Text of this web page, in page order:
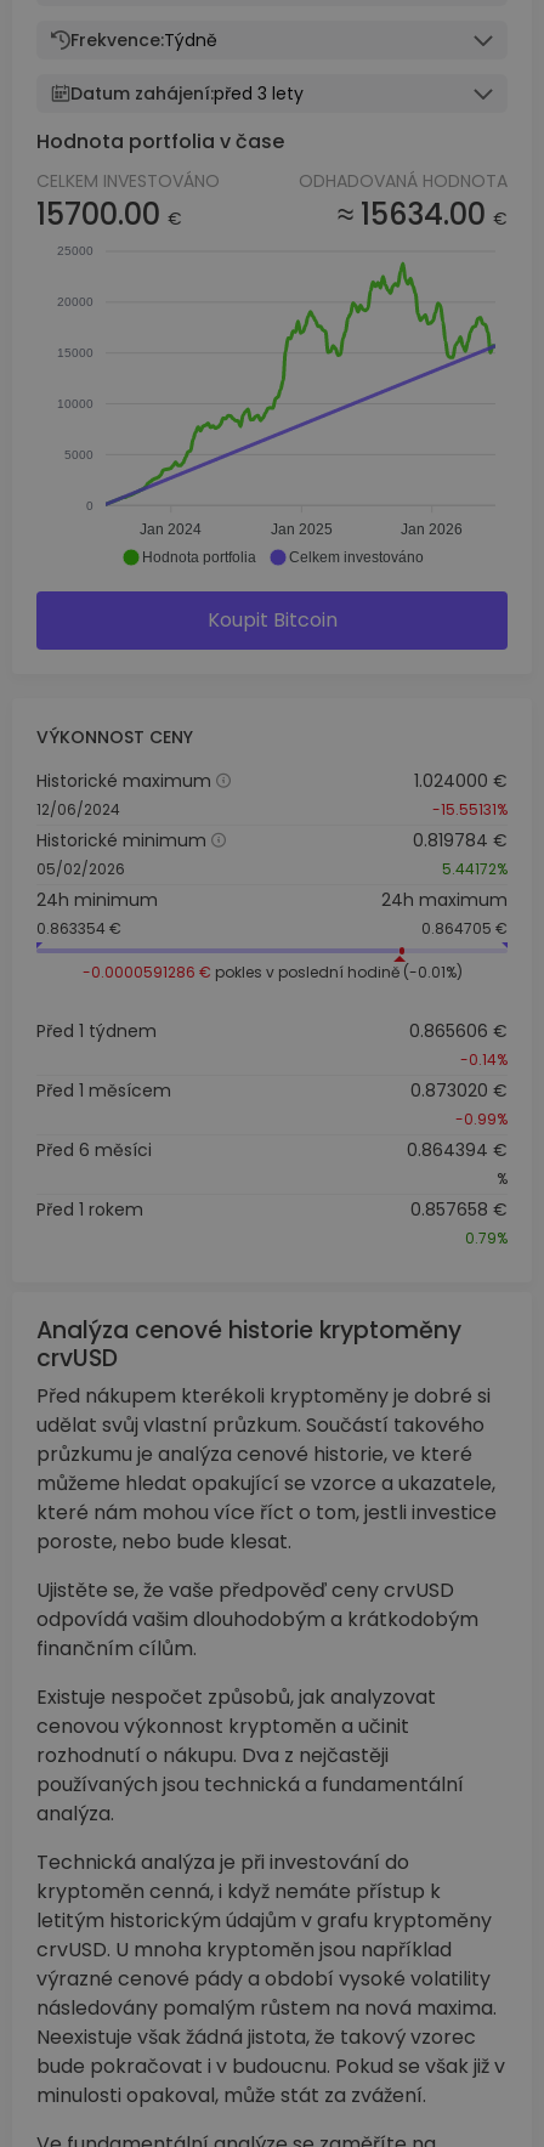
Frekvence:Týdně
Datum zahájení:před 3 lety
Hodnota portfolia v čase
CELKEM INVESTOVÁNO
15700.00 €
ODHADOVANÁ HODNOTA
≈ 15634.00 €
25000
20000
15000
10000
5000
0
Jan 2024 Jan 2025 Jan 2026
Hodnota portfolia Celkem investováno
Koupit Bitcoin
VÝKONNOST CENY
Historické maximum
12/06/2024
1.024000 €
-15.55131%
Historické minimum
05/02/2026
0.819784 €
5.44172%
24h minimum
0.863354 €
24h maximum
0.864705 €
-0.0000591286 € pokles v poslední hodině (-0.01%)
Před 1 týdnem 0.865606 €
-0.14%
Před 1 měsícem 0.873020 €
-0.99%
Před 6 měsíci 0.864394 €
%
Před 1 rokem 0.857658 €
0.79%
Analýza cenové historie kryptoměny
crvUSD
Před nákupem kterékoli kryptoměny je dobré si
udělat svůj vlastní průzkum. Součástí takového
průzkumu je analýza cenové historie, ve které
můžeme hledat opakující se vzorce a ukazatele,
které nám mohou více říct o tom, jestli investice
poroste, nebo bude klesat.
Ujistěte se, že vaše předpověď ceny crvUSD
odpovídá vašim dlouhodobým a krátkodobým
finančním cílům.
Existuje nespočet způsobů, jak analyzovat
cenovou výkonnost kryptoměn a učinit
rozhodnutí o nákupu. Dva z nejčastěji
používaných jsou technická a fundamentální
analýza.
Technická analýza je při investování do
kryptoměn cenná, i když nemáte přístup k
letitým historickým údajům v grafu kryptoměny
crvUSD. U mnoha kryptoměn jsou například
výrazné cenové pády a období vysoké volatility
následovány pomalým růstem na nová maxima.
Neexistuje však žádná jistota, že takový vzorec
bude pokračovat i v budoucnu. Pokud se však již v
minulosti opakoval, může stát za zvážení.